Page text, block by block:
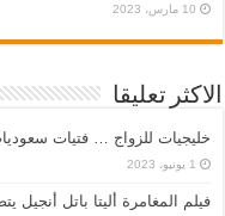
10 مارس، 2023
الاكثر تعليقا
خليجيات للزواج … فتيات
1 يونيو، 2023
فيلم المغامرة أليتا‭ ‬باتل أنجيل يتصدر إيرادات السينما الأمريكية هذا الاسبوع